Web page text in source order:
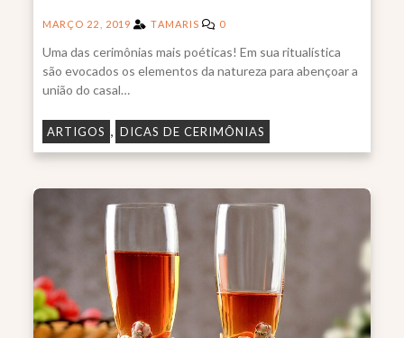
MARÇO 22, 2019 TAMARIS 0
Uma das cerimônias mais poéticas! Em sua ritualística
são evocados os elementos da natureza para abençoar a
união do casal…
ARTIGOS , DICAS DE CERIMÔNIAS